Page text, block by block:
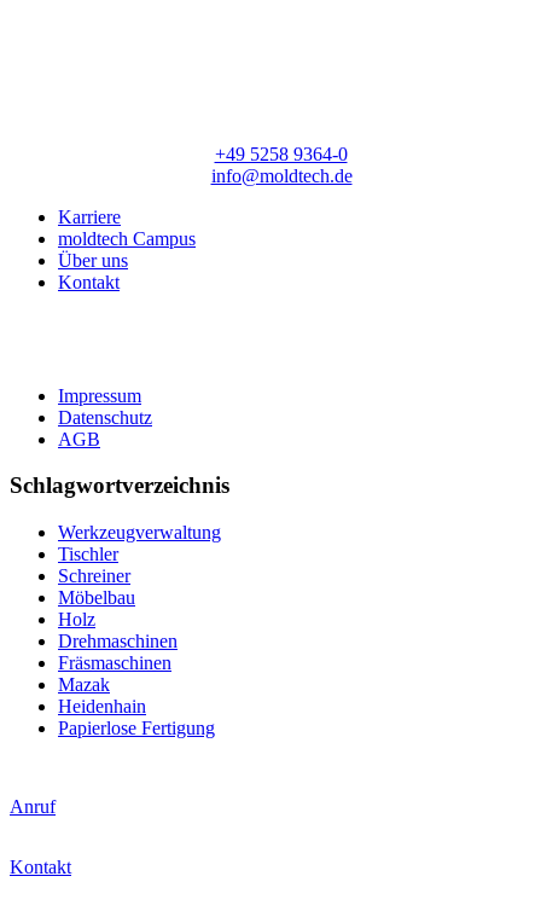
+49 5258 9364-0
info@moldtech.de
Karriere
moldtech Campus
Über uns
Kontakt
Impressum
Datenschutz
AGB
Schlagwortverzeichnis
Werkzeugverwaltung
Tischler
Schreiner
Möbelbau
Holz
Drehmaschinen
Fräsmaschinen
Mazak
Heidenhain
Papierlose Fertigung
Anruf
Kontakt